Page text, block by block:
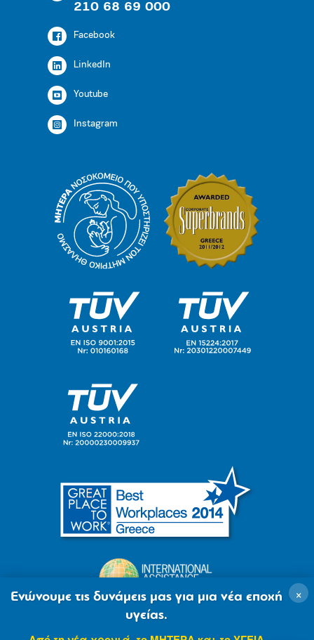
210 68 69 000
Facebook
LinkedIn
Youtube
Instagram
×
Ενώνουμε τις δυνάμεις μας για μια νέα εποχή
υγείας.